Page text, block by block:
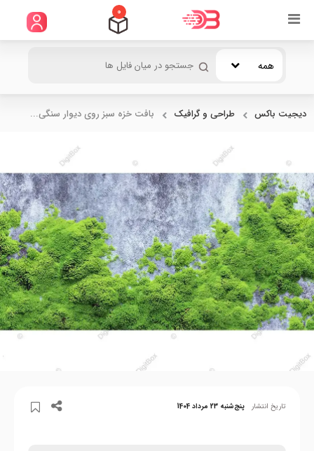
0
همه
دیجیت باکس طراحی و گرافیک بافت خزه سبز روی دیوار سنگی...
تاریخ انتشار پنج‌شنبه 23 مرداد 1404